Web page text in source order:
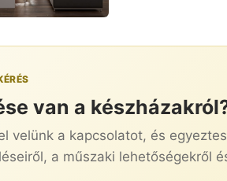
van a
velünk a kapcsolatot, és
a műszaki lehetőségekről